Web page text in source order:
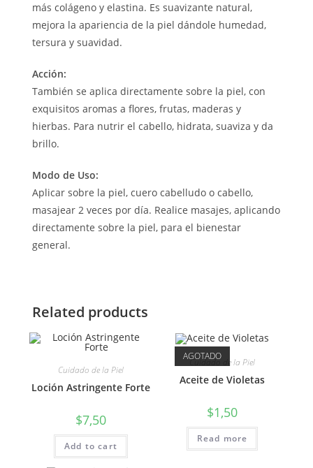
más colágeno y elastina. Es suavizante natural,
mejora la apariencia de la piel dándole humedad,
tersura y suavidad.
Acción:
También se aplica directamente sobre la piel, con
exquisitos aromas a flores, frutas, maderas y
hierbas. Para nutrir el cabello, hidrata, suaviza y da
brillo.
Modo de Uso:
Aplicar sobre la piel, cuero cabelludo o cabello,
masajear 2 veces por día. Realice masajes, aplicando
directamente sobre la piel, para el bienestar
general.
Related products
Cuidado de la Piel
Loción Astringente Forte
$7,50
Add to cart
AGOTADO
Cuidado de la Piel
Aceite de Violetas
$1,50
Read more